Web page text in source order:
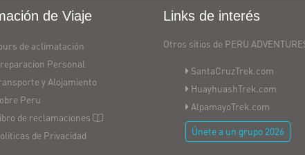
de Viaje
de aclimatación
Personal
y Alojamiento
Peru
de reclamaciones
de Privacidad
Links de interés
Otros sitios de PERU
SantaCruzTrek.com
HuayhuashTrek.com
AlpamayoTrek.com
Únete a un grupo 2026